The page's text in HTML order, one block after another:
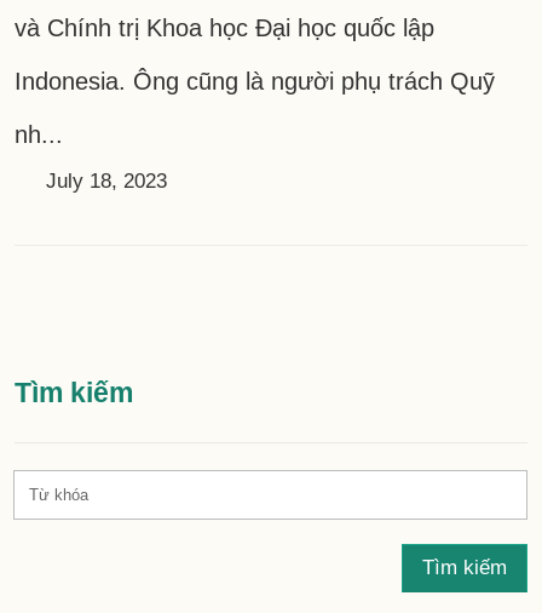
và Chính trị Khoa học Đại học quốc lập
Indonesia. Ông cũng là người phụ trách Quỹ
nh...
July 18, 2023
Tìm kiếm
Tìm kiếm